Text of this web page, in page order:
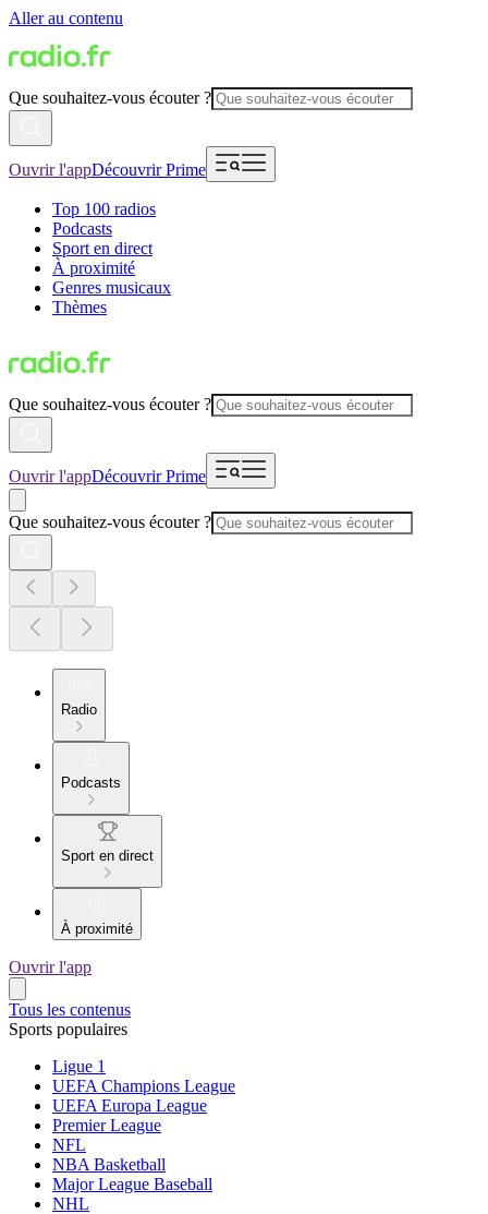
Aller au contenu
Que souhaitez-vous écouter ?
Ouvrir l'appDécouvrir Prime
Top 100 radios
Podcasts
Sport en direct
À proximité
Genres musicaux
Thèmes
Que souhaitez-vous écouter ?
Ouvrir l'appDécouvrir Prime
Que souhaitez-vous écouter ?
Radio
Podcasts
Sport en direct
À proximité
Ouvrir l'app
Tous les contenus
Sports populaires
Ligue 1
UEFA Champions League
UEFA Europa League
Premier League
NFL
NBA Basketball
Major League Baseball
NHL